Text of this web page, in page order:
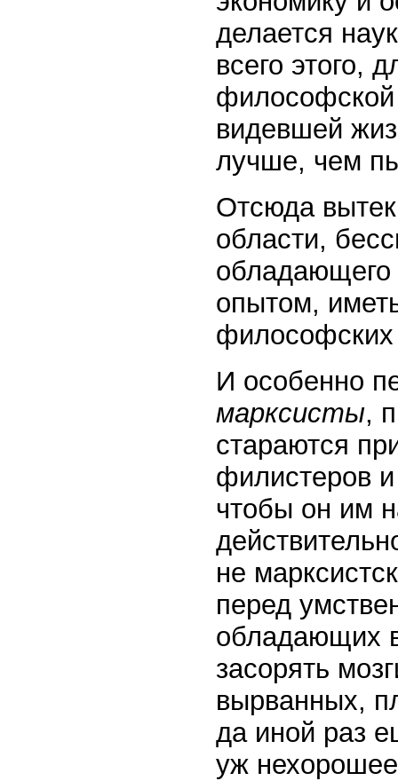
делается
всего этого,
философской
видевшей
лучше, чем
Отсюда
области,
опытом,
философских
И особенно
марксисты,
стараются
филистеров и
чтобы он им
не
перед
обладающих
засорять
вырванных,
да иной раз
уж